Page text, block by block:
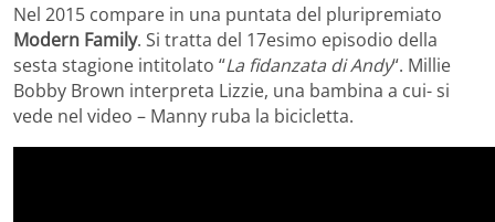
Nel 2015 compare in una puntata del pluripremiato
Modern Family. Si tratta del 17esimo episodio della
sesta stagione intitolato “La fidanzata di Andy“. Millie
Bobby Brown interpreta Lizzie, una bambina a cui- si
vede nel video – Manny ruba la bicicletta.